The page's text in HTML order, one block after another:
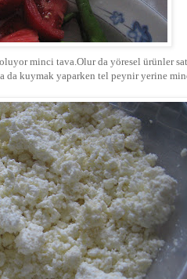
minci tava.Olur da yöresel ürünler
da kuymak yaparken tel peynir yerine